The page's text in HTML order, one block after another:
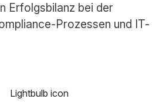
Erfolgsbilanz bei der
Prozessen und IT-